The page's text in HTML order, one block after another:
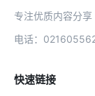
专注优质内容分享
电话：
快速链接